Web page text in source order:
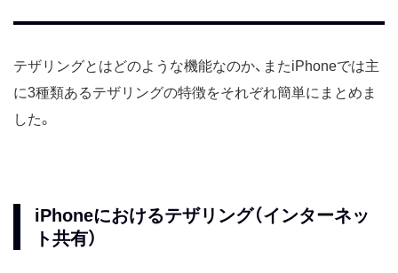
テザリングとはどのような機能なのか、またiPhoneでは主
に3種類あるテザリングの特徴をそれぞれ簡単にまとめま
した。
iPhoneにおけるテザリング（インターネッ
ト共有）